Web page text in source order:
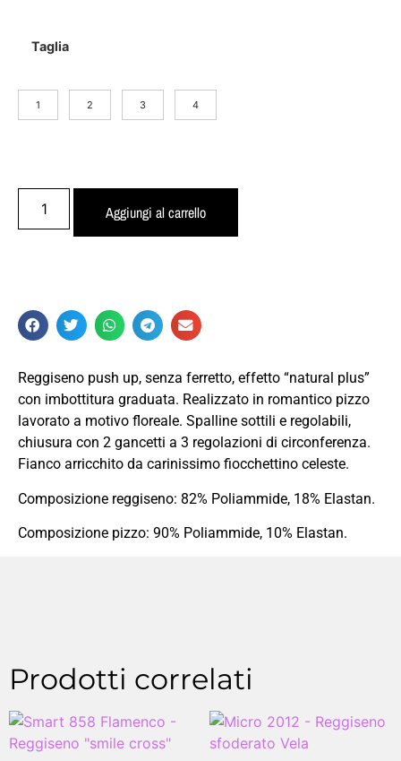
Taglia
1 2 3 4
Aggiungi al carrello
Reggiseno push up, senza ferretto, effetto “natural plus”
con imbottitura graduata. Realizzato in romantico pizzo
lavorato a motivo floreale. Spalline sottili e regolabili,
chiusura con 2 gancetti a 3 regolazioni di circonferenza.
Fianco arricchito da carinissimo fiocchettino celeste.
Composizione reggiseno: 82% Poliammide, 18% Elastan.
Composizione pizzo: 90% Poliammide, 10% Elastan.
Prodotti correlati